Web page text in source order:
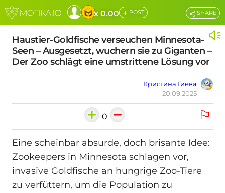
x 0.00 + POST
Haustier-Goldfische verseuchen Minnesota-
Seen – Ausgesetzt, wuchern sie zu Giganten –
Der Zoo schlägt eine umstrittene Lösung vor
Кристина Гиева
20.09.2025
SHARE
0
Eine scheinbar absurde, doch brisante Idee:
Zookeepers in Minnesota schlagen vor,
invasive Goldfische an hungrige Zoo-Tiere
zu verfüttern, um die Population zu